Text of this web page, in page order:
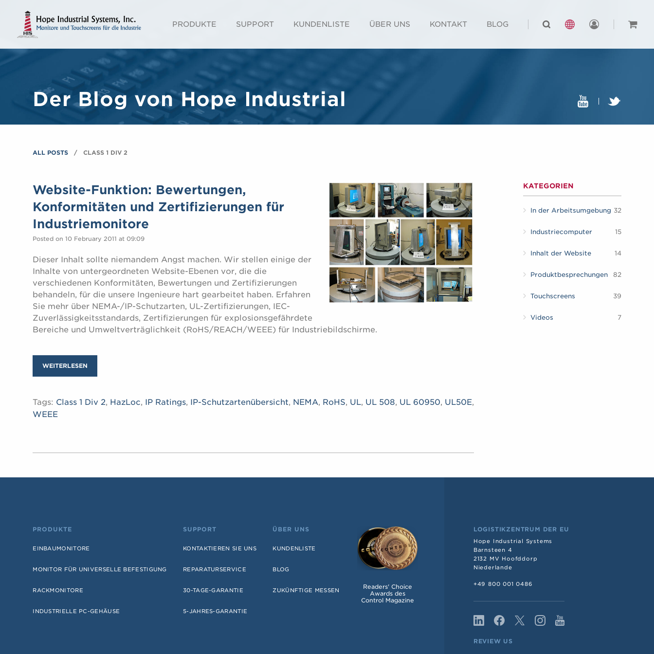
PRODUKTE SUPPORT KUNDENLISTE ÜBER UNS KONTAKT BLOG
Der Blog von Hope Industrial
ALL POSTS CLASS 1 DIV 2
Website-Funktion: Bewertungen,
Konformitäten und Zertifizierungen für
Industriemonitore
Posted on 10 February 2011 at 09:09
Dieser Inhalt sollte niemandem Angst machen. Wir stellen einige der
Inhalte von untergeordneten Website-Ebenen vor, die die
verschiedenen Konformitäten, Bewertungen und Zertifizierungen
behandeln, für die unsere Ingenieure hart gearbeitet haben. Erfahren
Sie mehr über NEMA-/IP-Schutzarten, UL-Zertifizierungen, IEC-
Zuverlässigkeitsstandards, Zertifizierungen für explosionsgefährdete
Bereiche und Umweltverträglichkeit (RoHS/REACH/WEEE) für Industriebildschirme.
WEITERLESEN
Tags: Class 1 Div 2, HazLoc, IP Ratings, IP-Schutzartenübersicht, NEMA, RoHS, UL, UL 508, UL 60950, UL50E,
WEEE
KATEGORIEN
In der Arbeitsumgebung 32
Industriecomputer 15
Inhalt der Website 14
Produktbesprechungen 82
Touchscreens 39
Videos 7
PRODUKTE
EINBAUMONITORE
MONITOR FÜR UNIVERSELLE BEFESTIGUNG
RACKMONITORE
INDUSTRIELLE PC-GEHÄUSE
SUPPORT
KONTAKTIEREN SIE UNS
REPARATURSERVICE
30-TAGE-GARANTIE
5-JAHRES-GARANTIE
ÜBER UNS
KUNDENLISTE
BLOG
ZUKÜNFTIGE MESSEN
Readers' Choice
Awards des
Control Magazine
LOGISTIKZENTRUM DER EU
Hope Industrial Systems
Barnsteen 4
2132 MV Hoofddorp
Niederlande
+49 800 001 0486
REVIEW US